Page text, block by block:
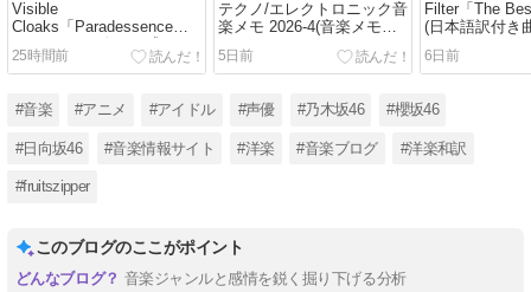
Visible
Cloaks「Paradessence」
(アルバムレビュー/感
想/2026)
25時間前
テクノ/エレクトロニック音
楽メモ 2026-4(音楽メモ
2026)
5日前
Filter「The
(日本語訳付き
6日前
#音楽 #アニメ #アイドル #声優 #乃木坂46 #櫻坂46
#日向坂46 #音楽情報サイト #洋楽 #音楽ブログ #洋楽和訳
#fruitszipper
このブログのここがポイント
音楽ジャンルと感情を鋭く掘り下げる分析